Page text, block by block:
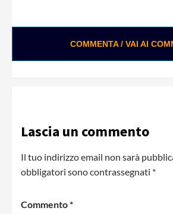
COMMENTA / VAI AI
Lascia un commento
Il tuo indirizzo email non sarà
obbligatori sono contrassegnati *
Commento*